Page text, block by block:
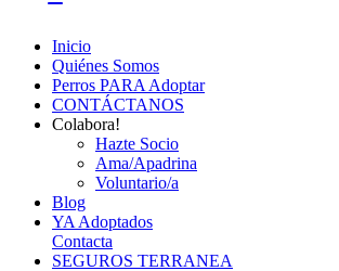
Inicio
Quiénes Somos
Perros PARA Adoptar
CONTÁCTANOS
Colabora!
Hazte Socio
Ama/Apadrina
Voluntario/a
Blog
YA Adoptados
Contacta
SEGUROS TERRANEA